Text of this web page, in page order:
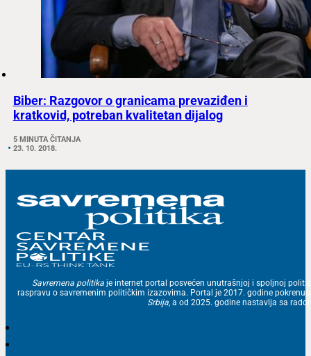
Biber: Razgovor o granicama prevaziđen i
kratkovid, potreban kvalitetan dijalog
5 MINUTA ČITANJA
23. 10. 2018.
Savremena politika je internet portal posvećen unutrašnjoj i spoljnoj
raspravu o savremenim političkim izazovima. Portal je 2017. godine
Srbija, a od 2025. godine nastavlja sa